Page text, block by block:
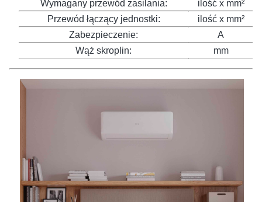
Wymagany przewód zasilania:
ilość x mm²
Przewód łączący jednostki:
ilość x mm²
Zabezpieczenie:
A
Wąż skroplin:
mm